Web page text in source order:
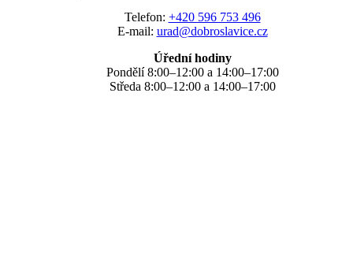
Telefon: +420 596 753 496
E-mail: urad@dobroslavice.cz
Úřední hodiny
Pondělí 8:00–12:00 a 14:00–17:00
Středa 8:00–12:00 a 14:00–17:00